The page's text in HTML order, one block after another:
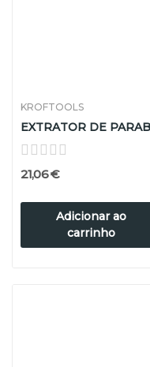
KROFTOOLS
21,06 €
Adicionar ao
carrinho